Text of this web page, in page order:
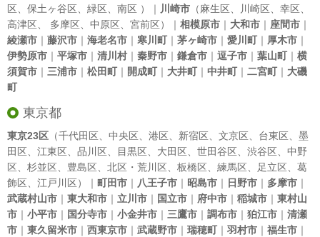
区
保土ヶ谷区 緑区 南区 ）｜ 川崎市 （麻生区 川崎区 幸区
高津区
多摩区 中原区 宮前区）｜ 相模原市 ｜ 大和市 ｜ 座間市 ｜
綾瀬市 ｜ 藤沢市 ｜ 海老名市 ｜ 寒川町｜ 茅ヶ崎市 ｜ 愛川町｜ 厚木市 ｜
伊勢原市 ｜ 平塚市 ｜ 清川村｜ 秦野市 ｜ 鎌倉市 ｜ 逗子市 ｜ 葉山町｜ 横
須賀市 ｜ 三浦市 ｜ 松田町｜ 開成町｜ 大井町｜ 中井町｜ 二宮町｜ 大磯
町
東京都
東京23区 （千代田区 中央区 港区 新宿区 文京区 台東区
墨
田区
江東区 品川区 目黒区 大田区 世田谷区 渋谷区
中野
区
杉並区 豊島区 北区 ・ 荒川区 板橋区 練馬区 足立区
葛
飾区
江戸川区）｜ 町田市 ｜ 八王子市 ｜ 昭島市 ｜ 日野市 ｜ 多摩市 ｜
武蔵村山市 ｜ 東大和市 ｜ 立川市 ｜ 国立市 ｜ 府中市 ｜ 稲城市 ｜ 東村山
市 ｜ 小平市 ｜ 国分寺市 ｜ 小金井市 ｜ 三鷹市 ｜ 調布市 ｜ 狛江市 ｜ 清瀬
市 ｜ 東久留米市 ｜ 西東京市 ｜ 武蔵野市 ｜ 瑞穂町｜ 羽村市 ｜ 福生市 ｜